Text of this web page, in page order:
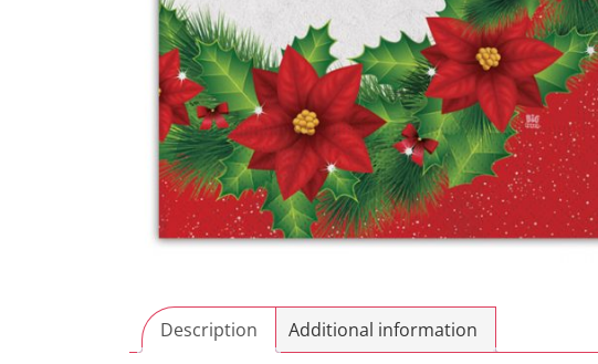
Description Additional information